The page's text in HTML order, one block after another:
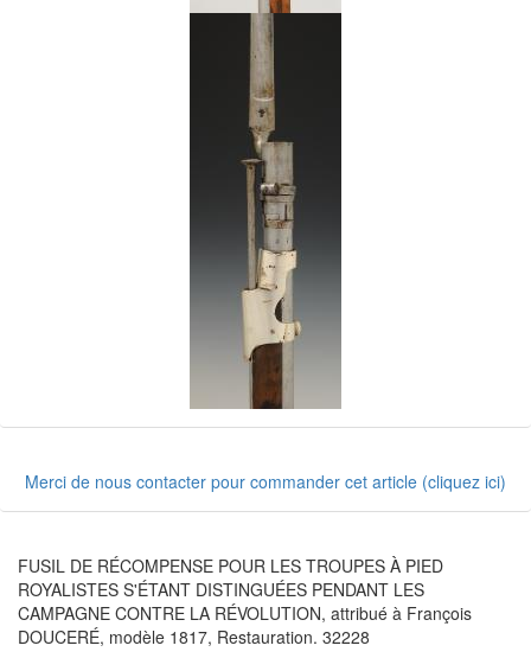
Merci de nous contacter pour commander cet article (cliquez ici)
FUSIL DE RÉCOMPENSE POUR LES TROUPES À PIED
ROYALISTES S'ÉTANT DISTINGUÉES PENDANT LES
CAMPAGNE CONTRE LA RÉVOLUTION, attribué à François
DOUCERÉ, modèle 1817, Restauration. 32228